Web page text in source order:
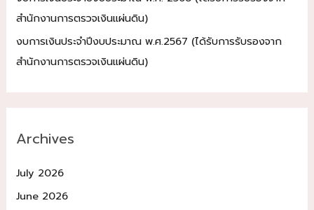
สำนักงานการตรวจเงินแผ่นดิน)
งบการเงินประจำปีงบประมาณ พ.ศ.2567 (ได้รับการรับรองจาก
สำนักงานการตรวจเงินแผ่นดิน)
Archives
July 2026
June 2026